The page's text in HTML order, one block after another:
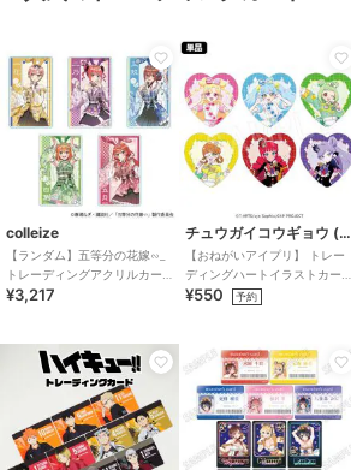
colleize
【ランダム】五等分の花嫁∽_
トレーディングアクリルカー
ド 和装バニーver.【コンプリ
¥3,217
チュウガイコウギョウ (Chugai Mining)
【おねがいアイプリ】 トレー
ディングハートイラストカー
ド （ランダム全6種）
¥550 予約